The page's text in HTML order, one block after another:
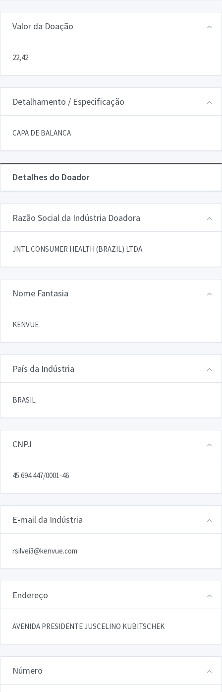
Valor da Doação
22,42
Detalhamento / Especificação
CAPA DE BALANCA
Detalhes do Doador
Razão Social da Indústria Doadora
JNTL CONSUMER HEALTH (BRAZIL) LTDA.
Nome Fantasia
KENVUE
País da Indústria
BRASIL
CNPJ
45.694.447/0001-46
E-mail da Indústria
rsilvei3@kenvue.com
Endereço
AVENIDA PRESIDENTE JUSCELINO KUBITSCHEK
Número